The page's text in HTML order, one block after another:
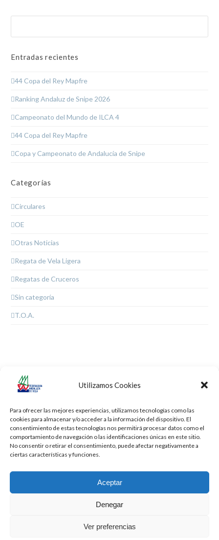
Utilizamos Cookies
Para ofrecer las mejores experiencias, utilizamos tecnologías como las
cookies para almacenar y/o acceder a la información del dispositivo. El
consentimiento de estas tecnologías nos permitirá procesar datos como el
comportamiento de navegación o las identificaciones únicas en este sitio.
No consentir o retirar el consentimiento, puede afectar negativamente a
ciertas características y funciones.
Aceptar
Denegar
Ver preferencias
Entradas recientes
44 Copa del Rey Mapfre
Ranking Andaluz de Snipe 2026
Campeonato del Mundo de ILCA 4
44 Copa del Rey Mapfre
Copa y Campeonato de Andalucía de Snipe
Categorías
Circulares
OE
Otras Noticias
Regata de Vela Ligera
Regatas de Cruceros
Sin categoría
T.O.A.
previous
Campeonato de Andalucía de
Campeonato del Mundo
Todos los derechos reservados -Privacidad